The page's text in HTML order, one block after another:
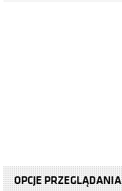
OPCJE PRZEGLĄDANIA